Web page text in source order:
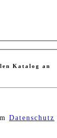
Katalog an
Datenschutz